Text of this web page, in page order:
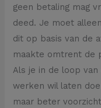
geen betaling mag
deed. Je moet
dit op basis van de
maakte omtrent de
Als je in de loop
werken wil laten
maar beter